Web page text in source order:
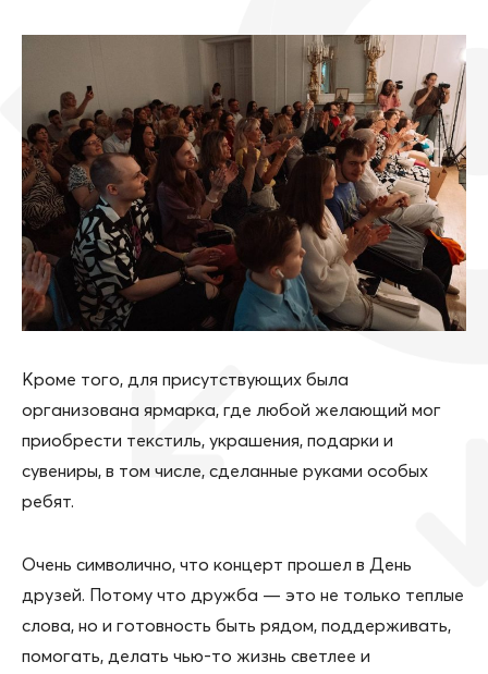
Кроме того, для присутствующих была
организована ярмарка, где любой желающий мог
приобрести текстиль, украшения, подарки и
сувениры, в том числе, сделанные руками особых
ребят.
Очень символично, что концерт прошел в День
друзей. Потому что дружба — это не только теплые
слова, но и готовность быть рядом, поддерживать,
помогать, делать чью-то жизнь светлее и